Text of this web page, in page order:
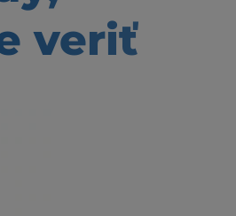
veriť